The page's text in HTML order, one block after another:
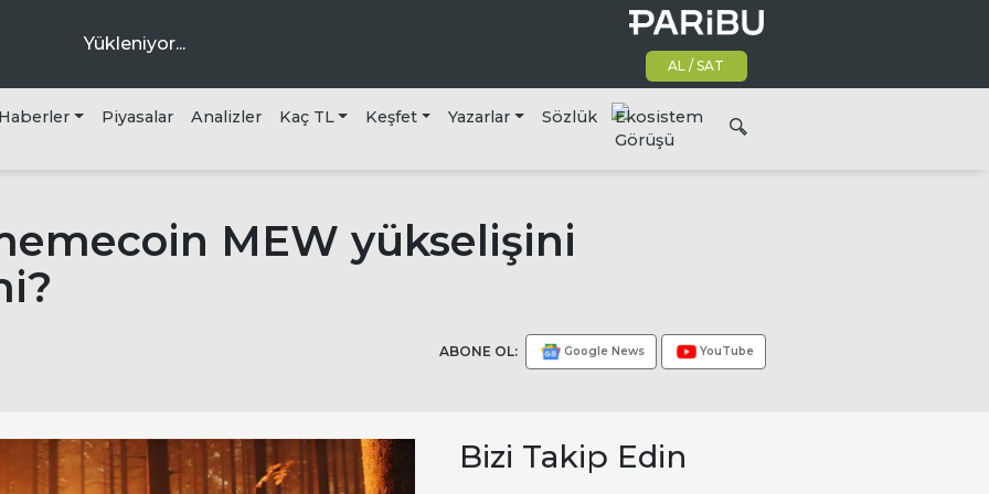
Yükleniyor...
AL / SAT
Haberler Piyasalar Analizler Kaç TL Keşfet Yazarlar Sözlük
Ekosistem
Görüşü
MEW yükselişini
ABONE OL: Google News YouTube
Bizi Takip Edin